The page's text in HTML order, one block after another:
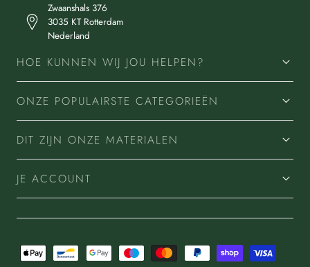
Zwaanshals 376
3035 KT Rotterdam
Nederland
HOE KUNNEN WIJ JOU HELPEN?
ONZE POPULAIRSTE CATEGORIEËN
DIT ZIJN ONZE MATERIALEN
JE ACCOUNT
Betaalmethoden